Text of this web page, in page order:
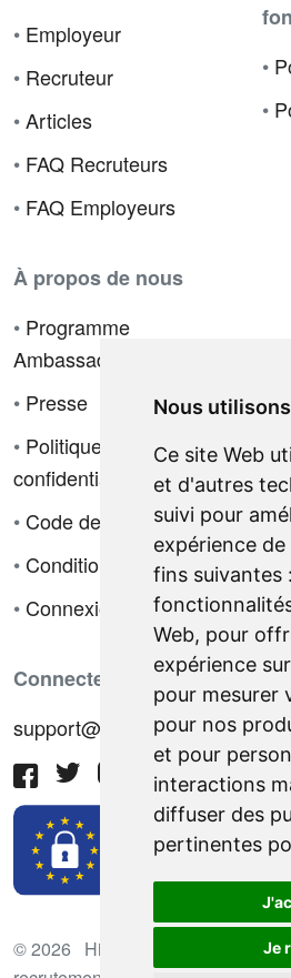
Nous
Ce site Web
et d'autres
suivi pour
expérience
fins suivantes :
Web, pour
expérience
pour mesurer
pour nos
et pour
interactions
diffuser des
pertinentes
Je
• Employeur
• Recruteur
•Articles
• FAQ Recruteurs
• FAQ Employeurs
•
•
À propos de nous
• Programme
Ambassadeur
• Presse
• Politique de
confidentialité
• Code de déontologie
• Conditions de vente
• Connexion
Connectez-vous avec nous
support@hiringnotes.com
© 2026 Hiring Notes. Plateforme